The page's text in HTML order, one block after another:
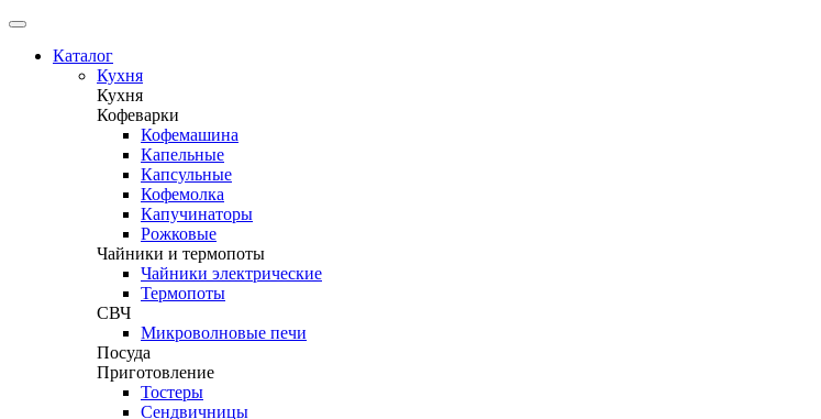
Каталог
Кухня
Кухня
Кофеварки
Кофемашина
Капельные
Капсульные
Кофемолка
Капучинаторы
Рожковые
Чайники и термопоты
Чайники электрические
Термопоты
СВЧ
Микроволновые печи
Посуда
Приготовление
Тостеры
Сендвичницы